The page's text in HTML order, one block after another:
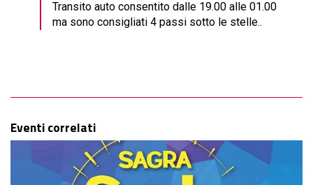
Transito auto consentito dalle 19.00 alle 01.00
ma sono consigliati 4 passi sotto le stelle..
Eventi correlati